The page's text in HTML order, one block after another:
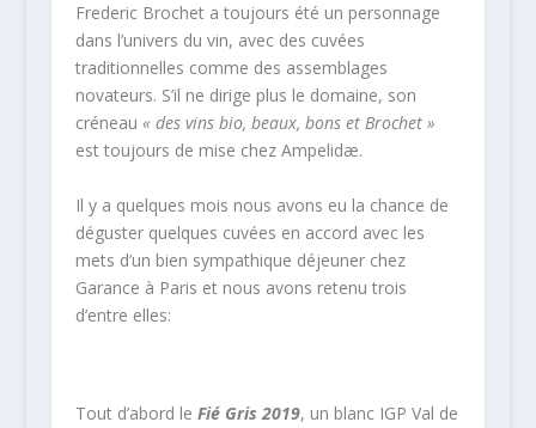
Frederic Brochet a toujours été un personnage
dans l’univers du vin, avec des cuvées
traditionnelles comme des assemblages
novateurs. S’il ne dirige plus le domaine, son
créneau « des vins bio, beaux, bons et Brochet »
est toujours de mise chez Ampelidæ.
Il y a quelques mois nous avons eu la chance de
déguster quelques cuvées en accord avec les
mets d’un bien sympathique déjeuner chez
Garance à Paris et nous avons retenu trois
d’entre elles:
Tout d’abord le Fié Gris 2019, un blanc IGP Val de